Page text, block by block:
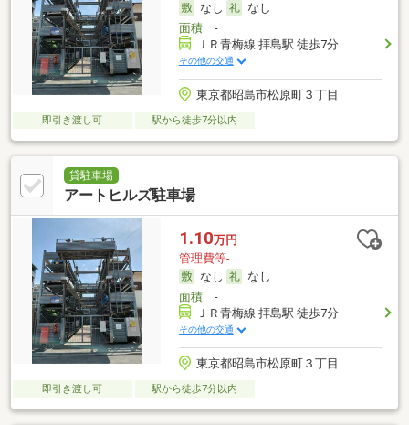
なし
なし
面積-
ＪＲ青梅線 拝島駅 徒歩7分
その他の交通
東京都昭島市松原町３丁目
即引き渡し可 駅から徒歩7分以内
貸駐車場
アートヒルズ駐車場
1.10万円
管理費等-
なし
なし
面積-
ＪＲ青梅線 拝島駅 徒歩7分
その他の交通
東京都昭島市松原町３丁目
即引き渡し可 駅から徒歩7分以内